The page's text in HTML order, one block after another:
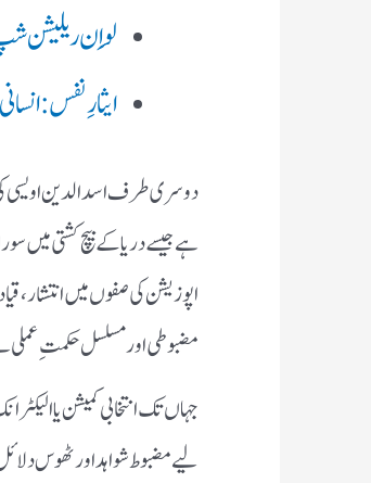
لِو اِن ریلیشن
ایثارِ نفس:
دوسری طرف اسدالدین اویسی
ہے جیسے دریا کے بیچ کشتی میں
اپوزیشن کی صفوں میں انتشار،
مضبوطی اور مسلسل حکمتِ عملی نے
جہاں تک انتخابی کمیشن یا
لیے مضبوط شواہد اور ٹھوس